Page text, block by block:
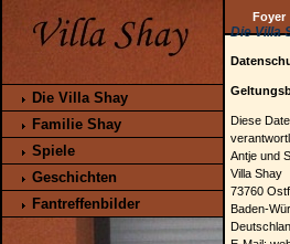
Die Villa Shay
Familie Shay
Spiele
Geschichten
Fantreffenbilder
Foyer
Die Villa
Diese
Antje und
Villa Shay
73760
Baden-